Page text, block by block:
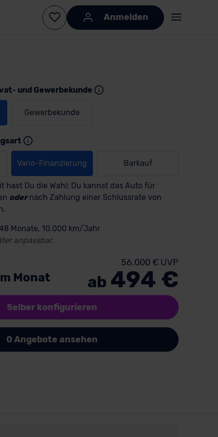
Anmelden
und Gewerbekunde
Gewerbekunde
Vario-Finanzierung Barkauf
hast Du die Wahl: Du kannst das Auto für
odernach Zahlung einer Schlussrate von
Monate, 10.000 km/Jahr
anpassbar.
Monat
56.000 € UVP
ab 494 €
Selber konfigurieren
0 Angebote ansehen